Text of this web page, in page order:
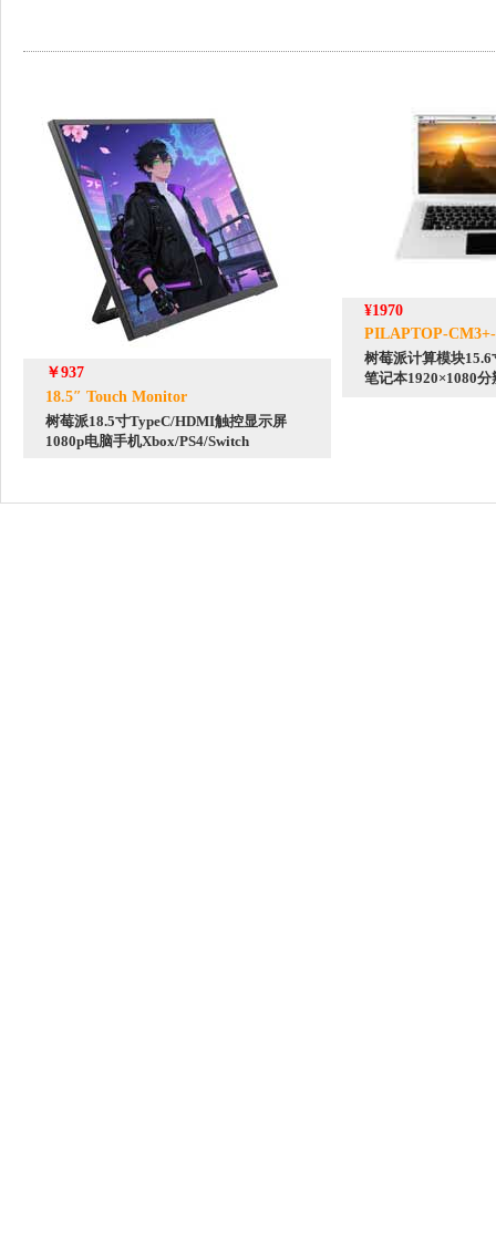
￥937
18.5″ Touch Monitor
树莓派18.5寸TypeC/HDMI触控显示屏
1080p电脑手机Xbox/PS4/Switch
¥1970
PILAPTOP-
树莓派计算模块
笔记本1920×1080分